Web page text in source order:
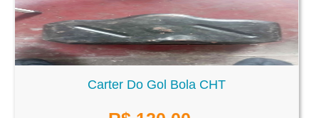
Carter Do Gol Bola CHT